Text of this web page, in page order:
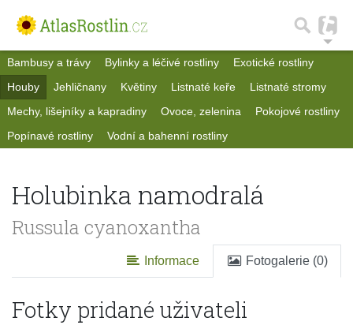
Bambusy a trávy Bylinky a léčivé rostliny
Exotické rostliny
Houby
Jehličnany Květiny Listnaté keře
Listnaté stromy
Mechy, lišejníky a kapradiny
Ovoce, zelenina
Pokojové rostliny
Popínavé rostliny
Vodní a bahenní rostliny
Holubinka namodralá
Russula cyanoxantha
Informace Fotogalerie (0)
Fotky pridané uživateli